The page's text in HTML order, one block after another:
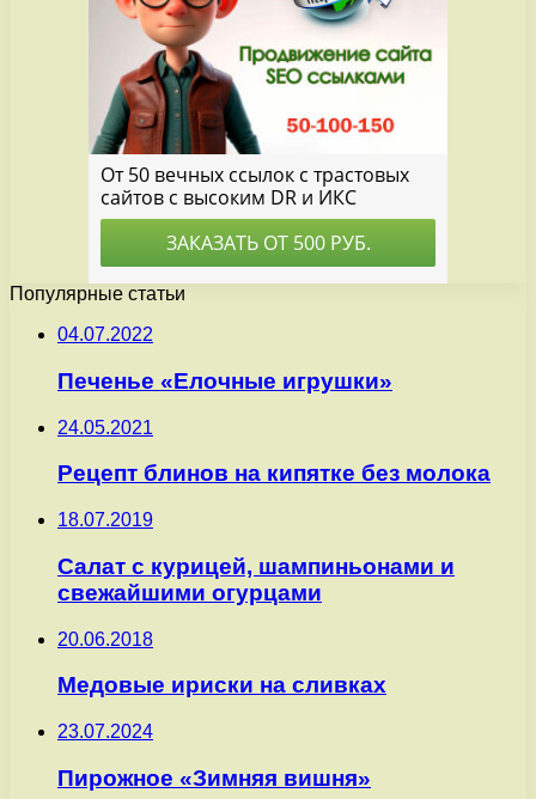
Популярные статьи
04.07.2022
Печенье «Елочные игрушки»
24.05.2021
Рецепт блинов на кипятке без молока
18.07.2019
Салат с курицей, шампиньонами и
свежайшими огурцами
20.06.2018
Медовые ириски на сливках
23.07.2024
Пирожное «Зимняя вишня»